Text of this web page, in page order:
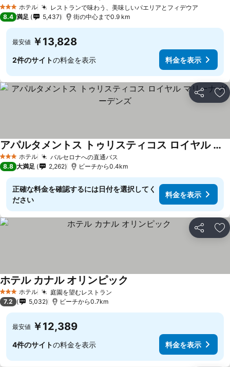
3 ホテルのランク
ホテル レストランで味わう、美味しいパエリアとフィデウア
8.4 満足 5,437 街の中心まで0.9 km
最安値 ￥13,828
2件のサイトの料金を表示 料金を表示
シェア お
3 ホテルのランク
ホテル バルセロナへの直通バス
アパルタメントス トゥリスティコス ロイヤル マリーナ ガーデンズ
8.8 大満足 2,262 ビーチから0.4km
正確な料金を確認するには日付を選択してく
ださい
料金を表示
シェア お
3 ホテルのランク
ホテル 庭園を望むレストラン
ホテル カナル オリンピック
7.2 5,032 ビーチから0.7km
最安値 ￥12,389
4件のサイトの料金を表示 料金を表示